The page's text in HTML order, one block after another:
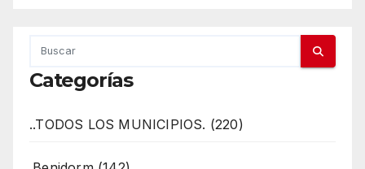
Categorías
..TODOS LOS MUNICIPIOS. (220)